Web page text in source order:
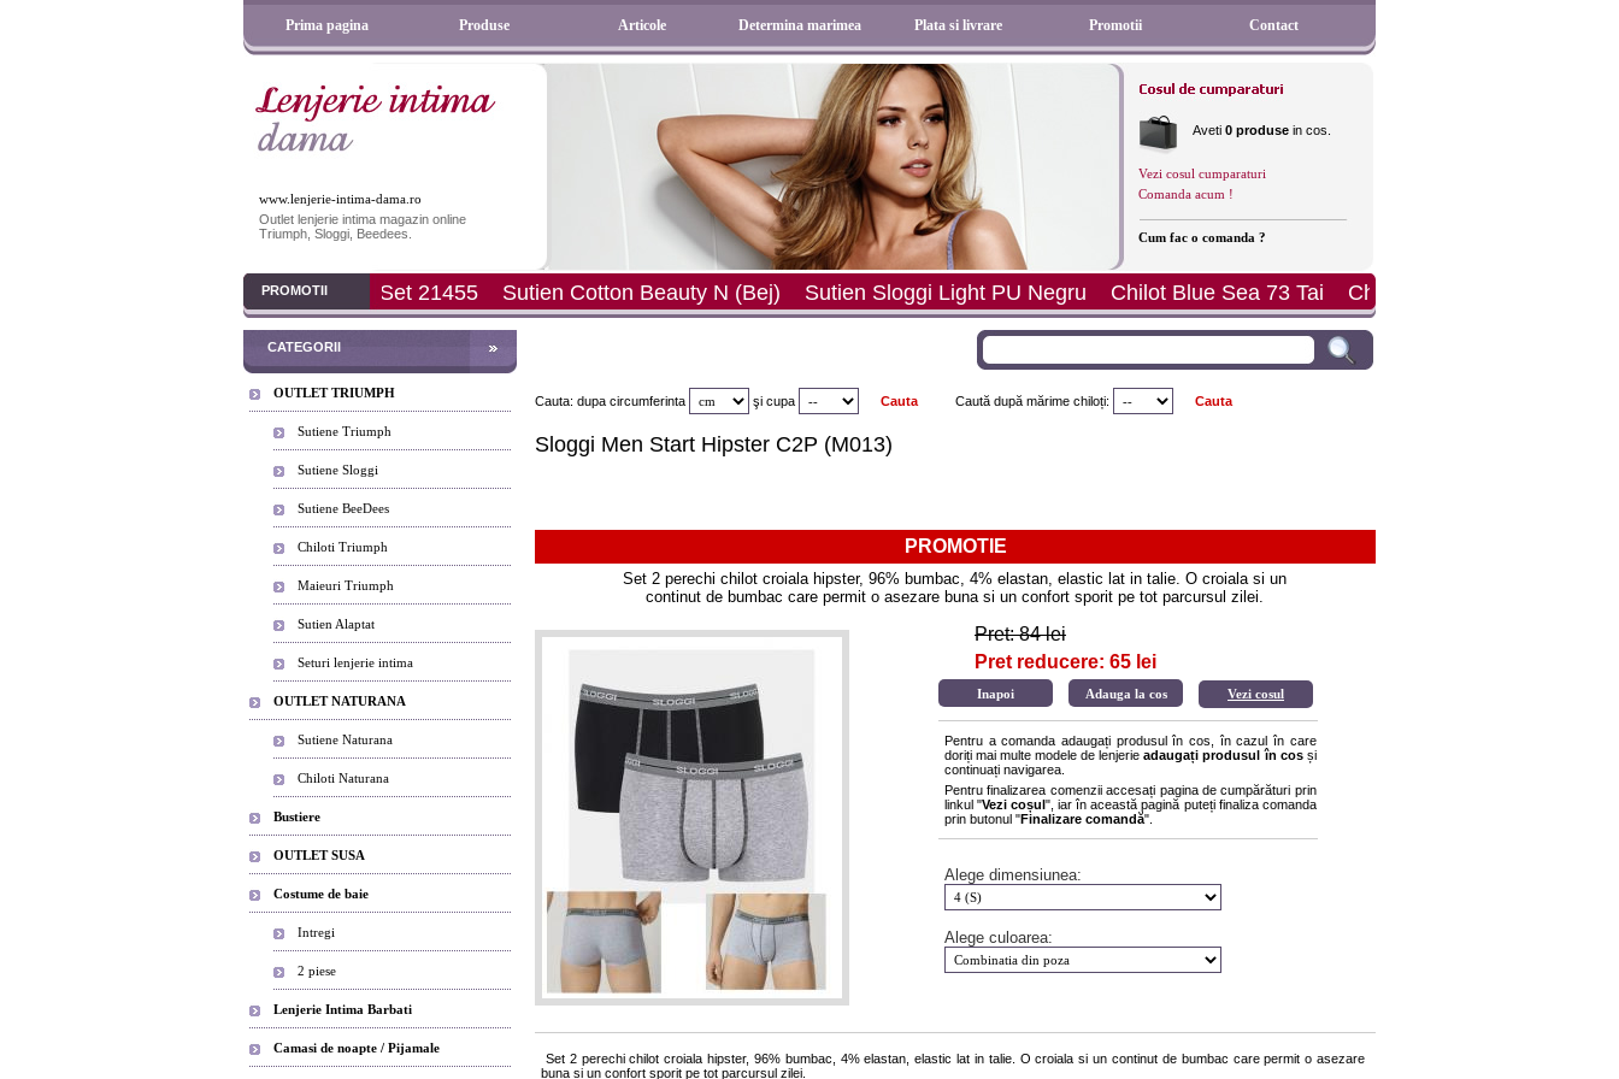
Prima pagina Produse Articole Determina marimea Plata si livrare Promotii Contact
www.lenjerie-intima-dama.ro
Outlet lenjerie intima magazin online
Triumph, Sloggi, Beedees.
Aveti 0 produse in cos.
Vezi cosul cumparaturi
Comanda acum !
Cum fac o comanda ?
PROMOTII
Sutien Cotton Beauty N (Bej) Sutien Sloggi Light PU Negru Chilot Blue Sea 73 Tai Chilot Perfect Day Hipster Sutien Sloggi Light WHPM
CATEGORII
OUTLET TRIUMPH
Sutiene Triumph
Sutiene Sloggi
Sutiene BeeDees
Chiloti Triumph
Maieuri Triumph
Sutien Alaptat
Seturi lenjerie intima
OUTLET NATURANA
Sutiene Naturana
Chiloti Naturana
Bustiere
OUTLET SUSA
Costume de baie
Intregi
2 piese
Lenjerie Intima Barbati
Camasi de noapte / Pijamale
Cauta: dupa circumferinta şi cupa Caută după mărime chiloți:
Sloggi Men Start Hipster C2P (M013)
PROMOTIE
Set 2 perechi chilot croiala hipster, 96% bumbac, 4% elastan, elastic lat in talie. O croiala si un
continut de bumbac care permit o asezare buna si un confort sporit pe tot parcursul zilei.
Pret: 84 lei
Pret reducere: 65 lei
Vezi cosul
Pentru a comanda adaugați produsul în cos, în cazul în care
doriți mai multe modele de lenjerieadaugați produsul în cosși
continuați navigarea.
Pentru finalizarea comenzii accesați pagina de cumpărături prin
linkul "Vezi coșul", iar în această pagină puteți finaliza comanda
prin butonul "Finalizare comandă".
Alege dimensiunea:
Alege culoarea:
Set 2 perechi chilot croiala hipster, 96% bumbac, 4% elastan, elastic lat in talie. O croiala si un continut de bumbac care permit o asezare
buna si un confort sporit pe tot parcursul zilei.